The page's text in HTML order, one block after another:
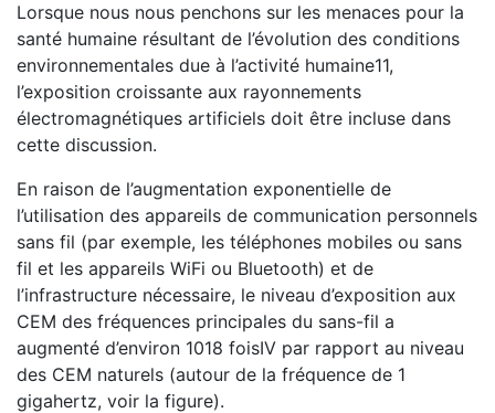
Lorsque nous nous penchons sur les menaces pour la
santé humaine résultant de l’évolution des conditions
environnementales due à l’activité humaine11,
l’exposition croissante aux rayonnements
électromagnétiques artificiels doit être incluse dans
cette discussion.
En raison de l’augmentation exponentielle de
l’utilisation des appareils de communication personnels
sans fil (par exemple, les téléphones mobiles ou sans
fil et les appareils WiFi ou Bluetooth) et de
l’infrastructure nécessaire, le niveau d’exposition aux
CEM des fréquences principales du sans-fil a
augmenté d’environ 1018 foisIV par rapport au niveau
des CEM naturels (autour de la fréquence de 1
gigahertz, voir la figure).